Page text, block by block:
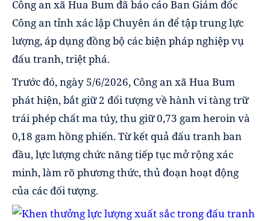
Công an xã Hua Bum đã báo cáo Ban Giám đốc
Công an tỉnh xác lập Chuyên án để tập trung lực
lượng, áp dụng đồng bộ các biện pháp nghiệp vụ
đấu tranh, triệt phá.
Trước đó, ngày 5/6/2026, Công an xã Hua Bum
phát hiện, bắt giữ 2 đối tượng về hành vi tàng trữ
trái phép chất ma túy, thu giữ 0,73 gam heroin và
0,18 gam hồng phiến. Từ kết quả đấu tranh ban
đầu, lực lượng chức năng tiếp tục mở rộng xác
minh, làm rõ phương thức, thủ đoạn hoạt động
của các đối tượng.